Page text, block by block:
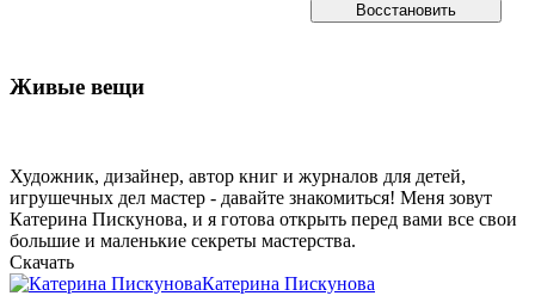
Живые вещи
Художник, дизайнер, автор книг и журналов для детей,
игрушечных дел мастер - давайте знакомиться! Меня зовут
Катерина Пискунова, и я готова открыть перед вами все свои
большие и маленькие секреты мастерства.
Скачать
Катерина Пискунова